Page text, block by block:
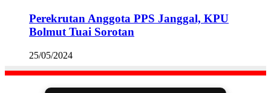
Perekrutan Anggota PPS Janggal, KPU
Bolmut Tuai Sorotan
25/05/2024